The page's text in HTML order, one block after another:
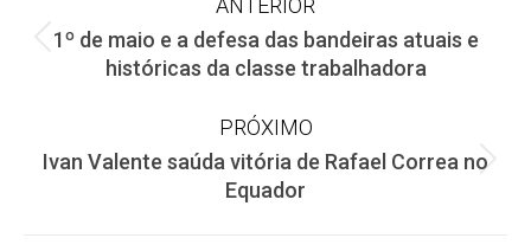
de
ANTERIOR
Post
anterior:
1º de maio e a defesa das bandeiras atuais e
históricas da classe trabalhadora
PRÓXIMO
Próximo
post:
Ivan Valente saúda vitória de Rafael Correa no
Equador